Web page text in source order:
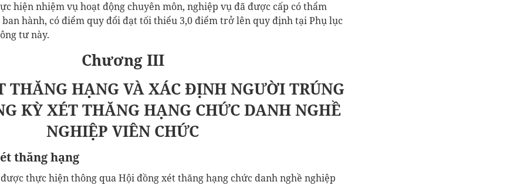
hiện nhiệm vụ hoạt động chuyên môn, nghiệp vụ đã được cấp có thẩm
ban hành, có điểm quy đổi đạt tối thiểu 3,0 điểm trở lên quy định tại Phụ lục
tư này.
Chương III
THĂNG HẠNG VÀ XÁC ĐỊNH NGƯỜI TRÚNG
KỲ XÉT THĂNG HẠNG CHỨC DANH NGHỀ
NGHIỆP VIÊN CHỨC
thăng hạng
thực hiện thông qua Hội đồng xét thăng hạng chức danh nghề nghiệp